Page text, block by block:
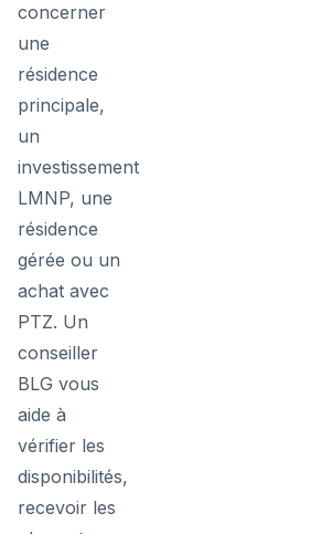
concerner
une
résidence
principale,
un
investissement
LMNP, une
résidence
gérée ou un
achat avec
PTZ. Un
conseiller
BLG vous
aide à
vérifier les
disponibilités,
recevoir les